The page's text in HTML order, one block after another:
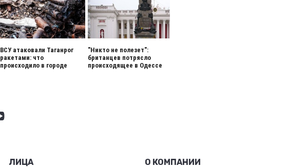
ВСУ атаковали Таганрог
ракетами: что
происходило в городе
"Никто не полезет":
британцев потрясло
происходящее в Одессе
ЛИЦА
О КОМПАНИИ